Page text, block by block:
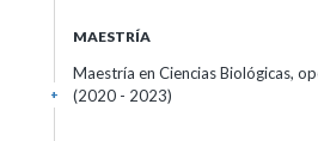
MAESTRÍA
Maestría en Ciencias Biológicas,
(2020 - 2023)
+